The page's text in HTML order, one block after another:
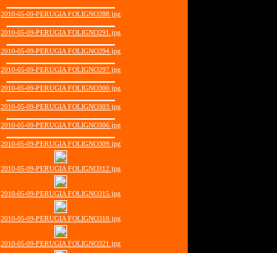
2010-05-09-PERUGIA FOLIGNO288.jpg
2010-05-09-PERUGIA FOLIGNO291.jpg
2010-05-09-PERUGIA FOLIGNO294.jpg
2010-05-09-PERUGIA FOLIGNO297.jpg
2010-05-09-PERUGIA FOLIGNO300.jpg
2010-05-09-PERUGIA FOLIGNO303.jpg
2010-05-09-PERUGIA FOLIGNO306.jpg
2010-05-09-PERUGIA FOLIGNO309.jpg
2010-05-09-PERUGIA FOLIGNO312.jpg
2010-05-09-PERUGIA FOLIGNO315.jpg
2010-05-09-PERUGIA FOLIGNO318.jpg
2010-05-09-PERUGIA FOLIGNO321.jpg